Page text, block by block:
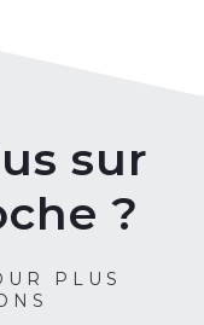
sur
?
PLUS